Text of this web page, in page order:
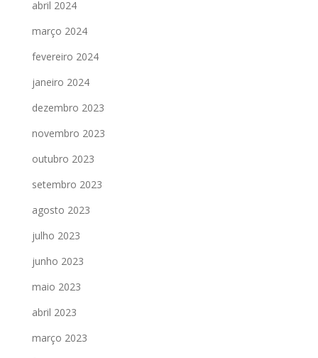
abril 2024
março 2024
fevereiro 2024
janeiro 2024
dezembro 2023
novembro 2023
outubro 2023
setembro 2023
agosto 2023
julho 2023
junho 2023
maio 2023
abril 2023
março 2023